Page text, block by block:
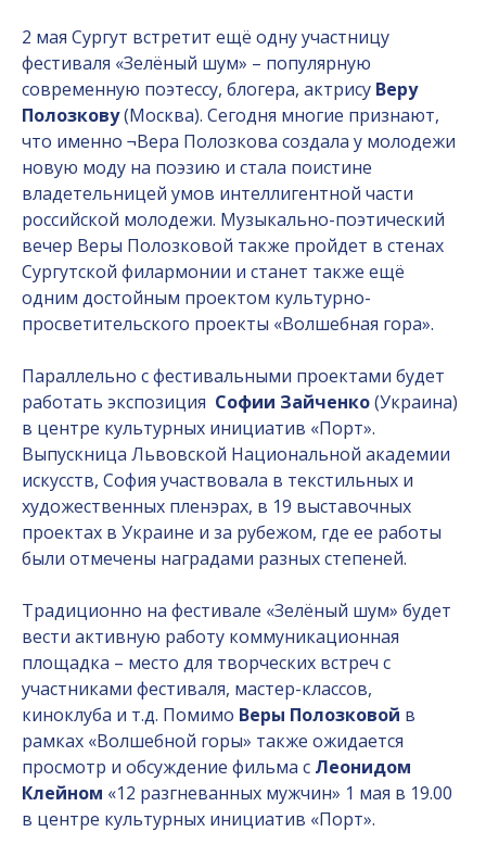
2 мая Сургут встретит ещё одну участницу
фестиваля «Зелёный шум» – популярную
современную поэтессу, блогера, актрису Веру
Полозкову(Москва). Сегодня многие признают,
что именно ¬Вера Полозкова создала у молодежи
новую моду на поэзию и стала поистине
владетельницей умов интеллигентной части
российской молодежи. Музыкально-поэтический
вечер Веры Полозковой также пройдет в стенах
Сургутской филармонии и станет также ещё
одним достойным проектом культурно-
просветительского проекты «Волшебная гора».
Параллельно с фестивальными проектами будет
работать экспозиция Софии Зайченко(Украина)
в центре культурных инициатив «Порт».
Выпускница Львовской Национальной академии
искусств, София участвовала в текстильных и
художественных пленэрах, в 19 выставочных
проектах в Украине и за рубежом, где ее работы
были отмечены наградами разных степеней.
Традиционно на фестивале «Зелёный шум» будет
вести активную работу коммуникационная
площадка – место для творческих встреч с
участниками фестиваля, мастер-классов,
киноклуба и т.д. Помимо Веры Полозковой в
рамках «Волшебной горы» также ожидается
просмотр и обсуждение фильма с Леонидом
Клейном «12 разгневанных мужчин» 1 мая в 19.00
в центре культурных инициатив «Порт».